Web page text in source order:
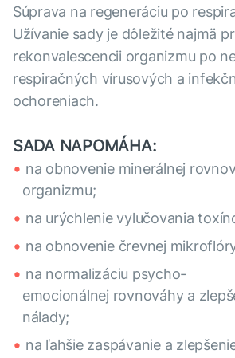
Súprava na regeneráciu po
Užívanie sady je dôležité najmä
rekonvalescencii organizmu po
respiračných vírusových a
ochoreniach.
SADA NAPOMÁHA:
na obnovenie minerálnej
organizmu;
na urýchlenie vylučovania
na obnovenie črevnej
na normalizáciu psycho-
emocionálnej rovnováhy a
nálady;
na ľahšie zaspávanie a